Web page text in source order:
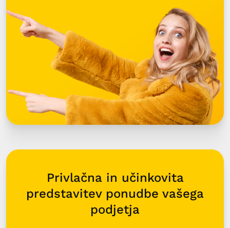
Privlačna in učinkovita
predstavitev ponudbe vašega
podjetja